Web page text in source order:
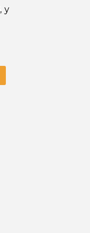
, y